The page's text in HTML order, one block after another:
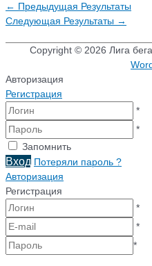
← Предыдущая Результаты
Следующая Результаты →
Copyright © 2026 Лига бега
Авторизация
Регистрация
*
*
Запомнить
Вход Потеряли пароль ?
Авторизация
Регистрация
*
*
*